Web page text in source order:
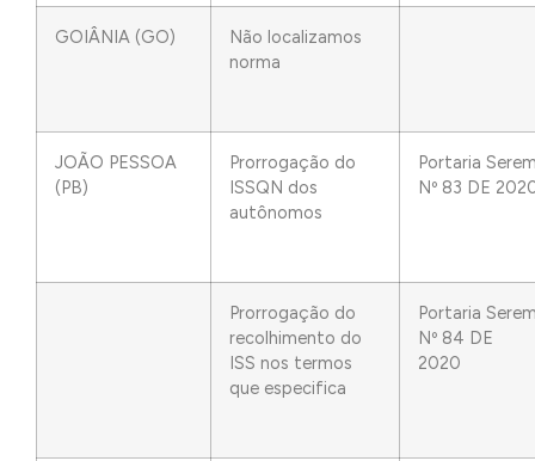
GOIÂNIA (GO)
Não localizamos
norma
JOÃO PESSOA
(PB)
Prorrogação do
ISSQN dos
autônomos
Portaria
Nº 83 DE
Prorrogação do
recolhimento do
ISS nos termos
que especifica
Portaria
Nº 84 DE
2020